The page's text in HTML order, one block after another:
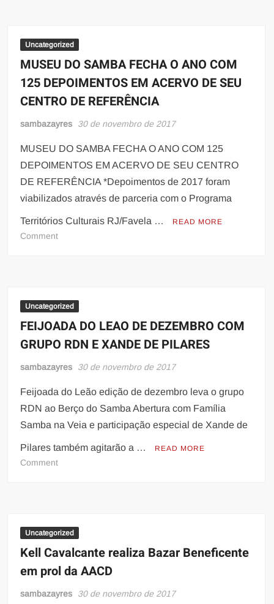
Beneficente
em
da
AACC
Uncategorized
MUSEU DO SAMBA FECHA O ANO COM
125 DEPOIMENTOS EM ACERVO DE SEU
CENTRO DE REFERÊNCIA
sambazayres 30 de novembro de 2017
MUSEU DO SAMBA FECHA O ANO COM 125
DEPOIMENTOS EM ACERVO DE SEU CENTRO
DE REFERÊNCIA *Depoimentos de 2017 foram
viabilizados através de parceria com o Programa
Territórios Culturais RJ/Favela … READ MORE
Commenton
O
ANO
125
DEPOIMENTOS
ACERVO
DE
DE
REFERÊNCIA
Uncategorized
FEIJOADA DO LEAO DE DEZEMBRO COM
GRUPO RDN E XANDE DE PILARES
sambazayres 30 de novembro de 2017
Feijoada do Leão edição de dezembro leva o grupo
RDN ao Berço do Samba Abertura com Família
Samba na Veia e participação especial de Xande de
Pilares também agitarão a … READ MORE
Commenton
DEZEMBRO
COM
GRUPO
RDN
Uncategorized
Kell Cavalcante realiza Bazar Beneficente
em prol da AACD
sambazayres 30 de novembro de 2017